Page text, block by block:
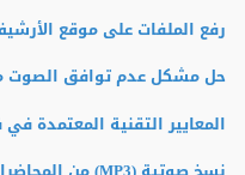
رفع الملفات على موقع
حل مشكل عدم توافق الصوت
المعايير التقنية المعتمدة